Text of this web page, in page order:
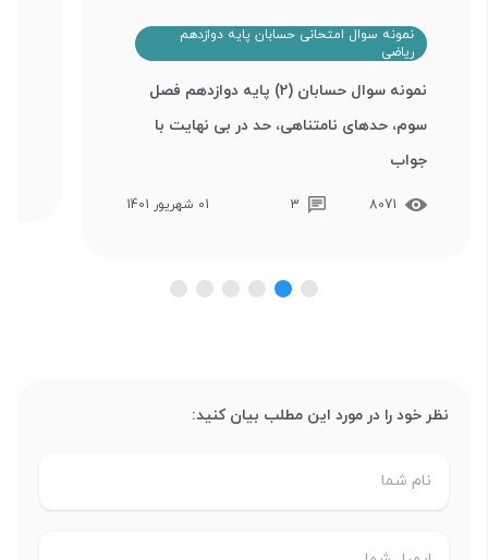
نمونه سوال امتحانی حسابان پایه دوازدهم
ریاضی
نمونه سوال حسابان (2) پایه دوازدهم فصل
سوم، حدهای نامتناهی، حد در بی نهایت با
جواب
8071
3 01 شهریور 1401
نظر خود را در مورد این مطلب بیان کنید: